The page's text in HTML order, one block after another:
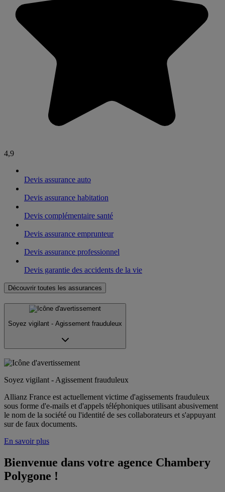
4,9
Devis assurance auto
Devis assurance habitation
Devis complémentaire santé
Devis assurance emprunteur
Devis assurance professionnel
Devis garantie des accidents de la vie
Découvrir toutes les assurances
Soyez vigilant - Agissement frauduleux
Soyez vigilant - Agissement frauduleux
Allianz France est actuellement victime d'agissements frauduleux
sous forme d'e-mails et d'appels téléphoniques utilisant abusivement
le nom de la société ou l'identité de ses collaborateurs et s'appuyant
sur de faux documents.
En savoir plus
Bienvenue dans votre agence Chambery
Polygone !